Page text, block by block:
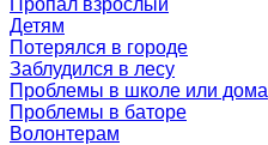
Пропал взрослый
Детям
Потерялся в городе
Заблудился в лесу
Проблемы в школе или дома
Проблемы в баторе
Волонтерам